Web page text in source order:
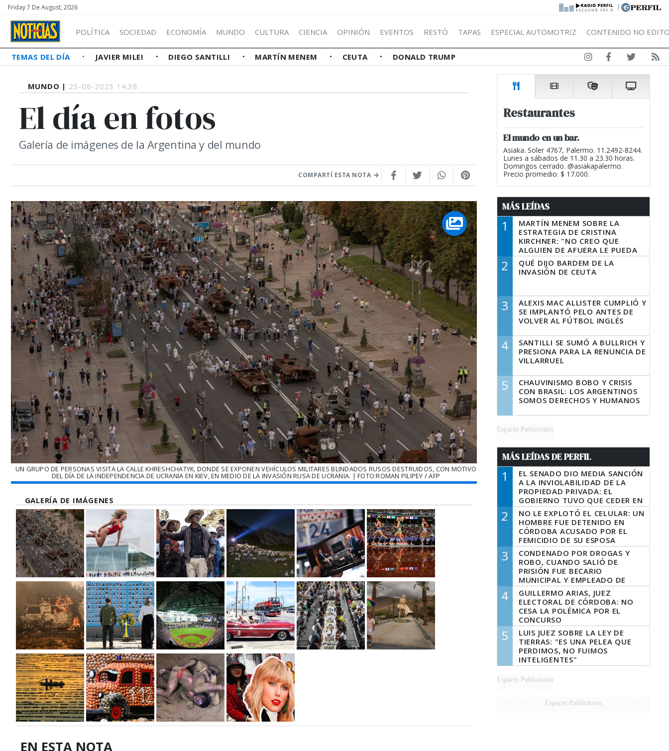
Friday 7 De August, 2026 |
POLÍTICA SOCIEDAD ECONOMÍA MUNDO CULTURA CIENCIA OPINIÓN EVENTOS RESTÓ TAPAS ESPECIAL AUTOMOTRIZ CONTENIDO NO
TEMAS DEL DÍA JAVIER MILEI DIEGO SANTILLI MARTÍN MENEM CEUTA DONALD TRUMP
MUNDO | 25-08-2023 14:38
El día en fotos
Galería de imágenes de la Argentina y del mundo
COMPARTÍ ESTA NOTA
UN GRUPO DE PERSONAS VISITA LA CALLE KHRESHCHATYK, DONDE SE EXPONEN VEHÍCULOS MILITARES BLINDADOS RUSOS DESTRUIDOS, CON MOTIVO
DEL DÍA DE LA INDEPENDENCIA DE UCRANIA EN KIEV, EN MEDIO DE LA INVASIÓN RUSA DE UCRANIA. | FOTO:ROMAN PILIPEY / AFP
GALERÍA DE IMÁGENES
EN ESTA NOTA
Restaurantes
El mundo en un bar.
Asiaka. Soler 4767, Palermo. 11.2492-8244.
Lunes a sábados de 11.30 a 23.30 horas.
Domingos cerrado. @asiakapalermo.
Precio promedio: $ 17.000.
MÁS LEÍDAS
1
MARTÍN MENEM SOBRE LA
ESTRATEGIA DE CRISTINA
KIRCHNER: "NO CREO QUE
ALGUIEN DE AFUERA LE PUEDA
DECIR A LA JUSTICIA LO QUE
TIENE QUE HACER"
2
QUÉ DIJO BARDEM DE LA
INVASIÓN DE CEUTA
3
ALEXIS MAC ALLISTER CUMPLIÓ Y
SE IMPLANTÓ PELO ANTES DE
VOLVER AL FÚTBOL INGLÉS
4
SANTILLI SE SUMÓ A BULLRICH Y
PRESIONA PARA LA RENUNCIA DE
VILLARRUEL
5
CHAUVINISMO BOBO Y CRISIS
CON BRASIL: LOS ARGENTINOS
SOMOS DERECHOS Y HUMANOS
Espacio Publicitario
MÁS LEÍDAS DE PERFIL
1
EL SENADO DIO MEDIA SANCIÓN
A LA INVIOLABILIDAD DE LA
PROPIEDAD PRIVADA: EL
GOBIERNO TUVO QUE CEDER EN
LA LEY DEL MANEJO DEL FUEGO
2
NO LE EXPLOTÓ EL CELULAR: UN
HOMBRE FUE DETENIDO EN
CÓRDOBA ACUSADO POR EL
FEMICIDIO DE SU ESPOSA
3
CONDENADO POR DROGAS Y
ROBO, CUANDO SALIÓ DE
PRISIÓN FUE BECARIO
MUNICIPAL Y EMPLEADO DE
SENAF
4
GUILLERMO ARIAS, JUEZ
ELECTORAL DE CÓRDOBA: NO
CESA LA POLÉMICA POR EL
CONCURSO
5
LUIS JUEZ SOBRE LA LEY DE
TIERRAS: "ES UNA PELEA QUE
PERDIMOS, NO FUIMOS
INTELIGENTES"
Espacio Publicitario
Espacio Publicitario